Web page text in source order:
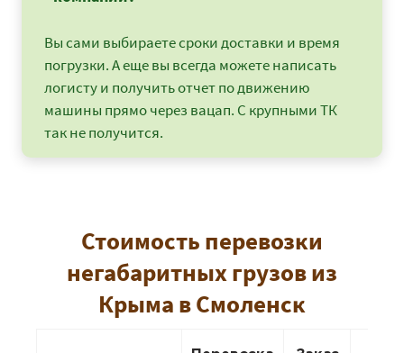
Вы сами выбираете сроки доставки и время
погрузки. А еще вы всегда можете написать
логисту и получить отчет по движению
машины прямо через вацап. С крупными ТК
так не получится.
Стоимость перевозки
негабаритных грузов из
Крыма в Смоленск